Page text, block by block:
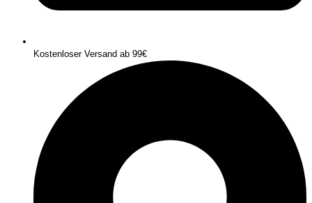
Kostenloser Versand ab 99€